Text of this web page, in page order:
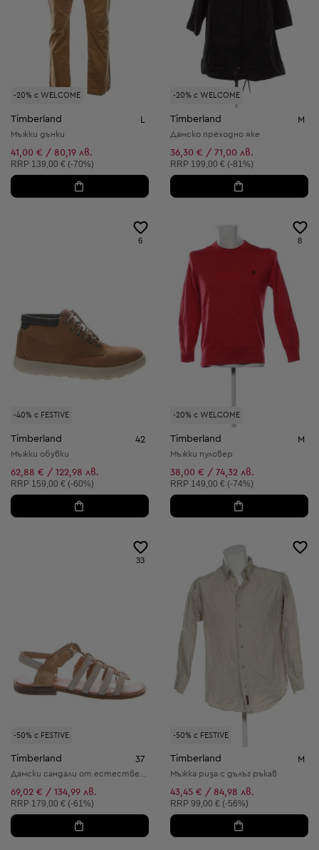
-20% с WELCOME
Timberland L
Мъжки дънки
41,00 € / 80,19 лв.
Препоръчителна цена:
RRP 139,00 € (-70%)
-20% с WELCOME
Timberland M
Дамско преходно яке
36,30 € / 71,00 лв.
Препоръчителна цена:
RRP 199,00 € (-81%)
-40% с FESTIVE
6
Timberland 42
Мъжки обувки
62,88 € / 122,98 лв.
Препоръчителна цена:
RRP 159,00 € (-60%)
-20% с WELCOME
8
Timberland M
Мъжки пуловер
38,00 € / 74,32 лв.
Препоръчителна цена:
RRP 149,00 € (-74%)
-50% с FESTIVE
33
Timberland 37
Дамски сандали от естествена кожа
69,02 € / 134,99 лв.
Препоръчителна цена:
RRP 179,00 € (-61%)
-50% с FESTIVE
Timberland M
Мъжка риза с дълъг ръкав
43,45 € / 84,98 лв.
Препоръчителна цена:
RRP 99,00 € (-56%)